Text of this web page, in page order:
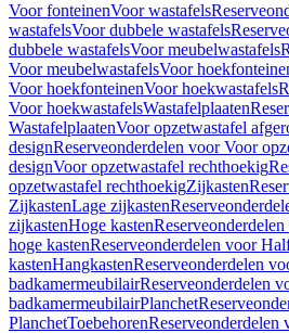
Voor fonteinenVoor wastafels
wastafelsVoor dubbele wastafels
dubbele wastafelsVoor meubelwastafels
Voor meubelwastafelsVoor
Voor hoekfonteinenVoor hoekwastafels
Voor hoekwastafelsWastafelplaaten
WastafelplaatenVoor opzetwastafel
designReserveonderdelen voor Voor
designVoor opzetwastafel rechthoekig
opzetwastafel rechthoekigZijkasten
ZijkastenLage zijkasten
zijkastenHoge kasten
hoge kastenReserveonderdelen voor
kastenHangkastenReserveonderdelen
badkamermeubilairReserveonderdelen
badkamermeubilairPlanchet
PlanchetToebehorenReserveonderdelen